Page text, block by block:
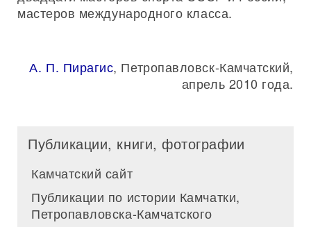
мастеров международного класса.
А. П. Пирагис, Петропавловск-Камчатский,
апрель 2010 года.
Публикации, книги, фотографии
Камчатский сайт
Публикации по истории Камчатки,
Петропавловска-Камчатского